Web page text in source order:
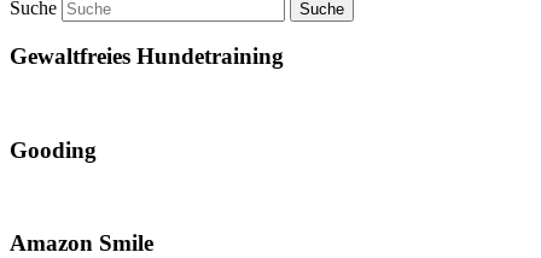
Suche
Gewaltfreies Hundetraining
Gooding
Amazon Smile